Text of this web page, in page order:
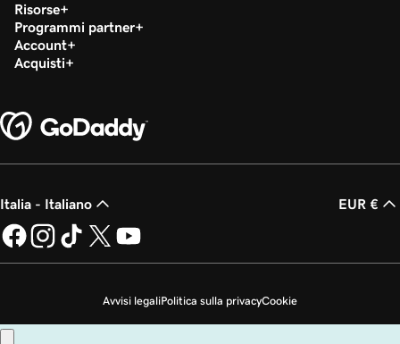
Risorse
Programmi partner
Account
Acquisti
Italia - Italiano EUR €
Avvisi legaliPolitica sulla privacyCookie